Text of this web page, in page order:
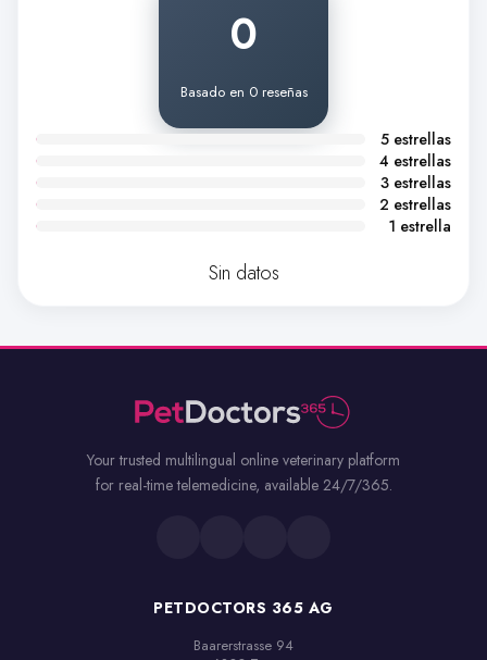
0
Basado en 0 reseñas
5 estrellas
4 estrellas
3 estrellas
2 estrellas
1 estrella
Sin datos
Your trusted multilingual online veterinary platform
for real-time telemedicine, available 24/7/365.
PETDOCTORS 365 AG
Baarerstrasse 94